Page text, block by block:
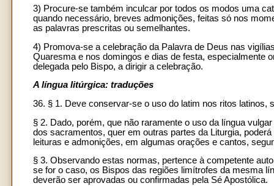
3) Procure-se também inculcar por todos os modos uma
quando necessário, breves admonições, feitas só nos
as palavras prescritas ou semelhantes.
4) Promova-se a celebração da Palavra de Deus nas
Quaresma e nos domingos e dias de festa, especialmente
delegada pelo Bispo, a dirigir a celebração.
A língua litúrgica: traduções
36. § 1. Deve conservar-se o uso do latim nos ritos latinos,
§ 2. Dado, porém, que não raramente o uso da língua
dos sacramentos, quer em outras partes da Liturgia,
leituras e admonições, em algumas orações e cantos,
§ 3. Observando estas normas, pertence à competente
se for o caso, os Bispos das regiões limítrofes da mesma
deverão ser aprovadas ou confirmadas pela Sé Apostólica.